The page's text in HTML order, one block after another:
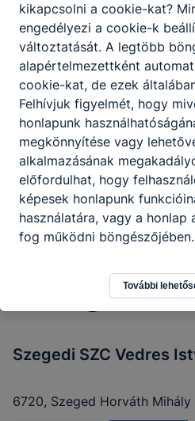
Szegedi SZC Vedres
6720, Szeged Horváth Mihály
kikapcsolni a cookie-kat?
engedélyezi a cookie-k
változtatását. A legtöbb
alapértelmezettként
cookie-kat, de ezek
Felhívjuk figyelmét, hogy
honlapunk
megkönnyítése vagy
alkalmazásának
előfordulhat, hogy
képesek honlapunk
használatára, vagy a
fog működni böngészőjében.
További